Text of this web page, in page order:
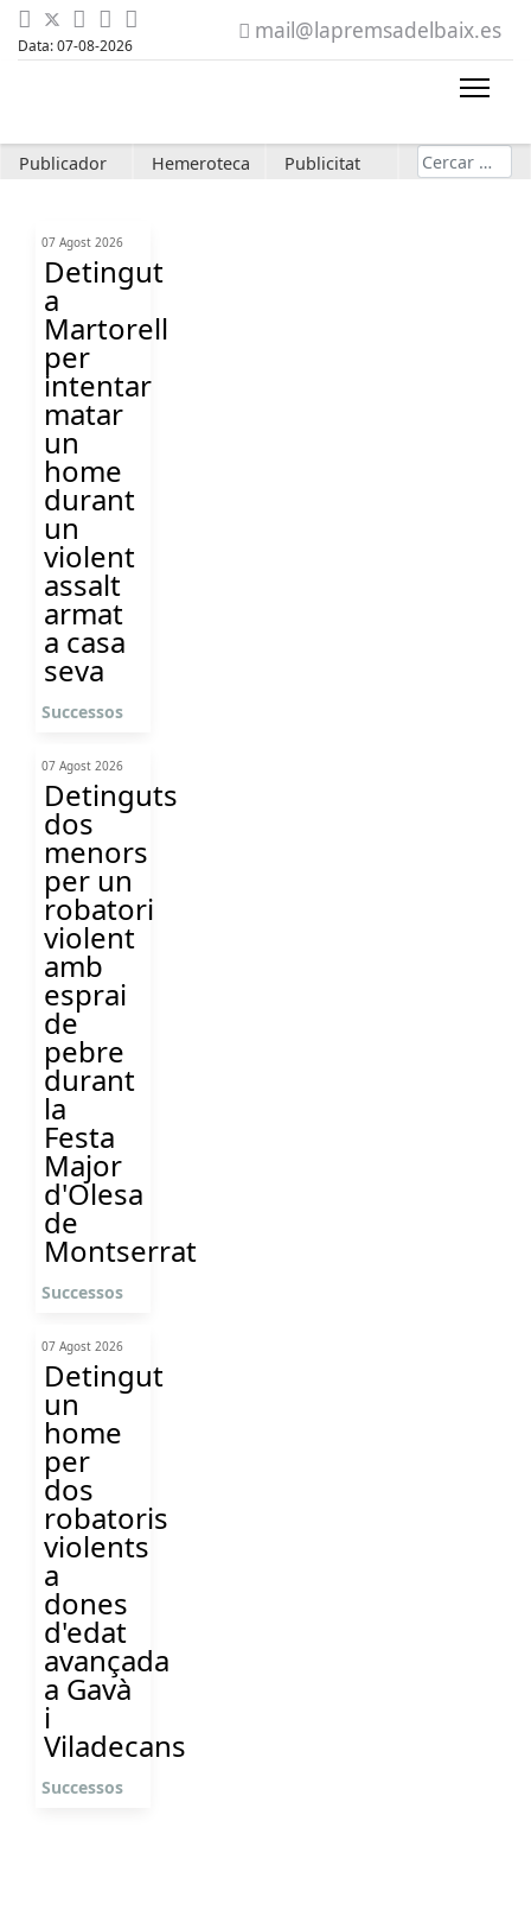
Data: 07-08-2026
mail@lapremsadelbaix.es
Publicador Hemeroteca Publicitat Cerca
07 Agost 2026
Detingut
a
Martorell
per
intentar
matar
un
home
durant
un
violent
assalt
armat
a casa
seva
Successos
07 Agost 2026
Detinguts
dos
menors
per un
robatori
violent
amb
esprai
de
pebre
durant
la
Festa
Major
d'Olesa
de
Montserrat
Successos
07 Agost 2026
Detingut
un
home
per
dos
robatoris
violents
a
dones
d'edat
avançada
a Gavà
i
Viladecans
Successos